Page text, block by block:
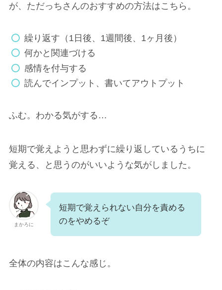
が、ただっちさんのおすすめの方法はこちら。
繰り返す（1日後、1週間後、1ヶ月後）
何かと関連づける
感情を付与する
読んでインプット、書いてアウトプット
ふむ。わかる気がする…
短期で覚えようと思わずに繰り返しているうちに
覚える、と思うのがいいような気がしました。
まかろに
短期で覚えられない自分を責める
のをやめるぞ
全体の内容はこんな感じ。